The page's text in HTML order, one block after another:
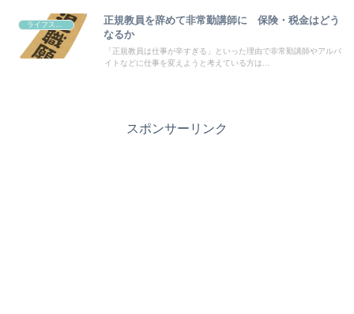
正規教員を辞めて非常勤講師に 保険・税金はどう
なるか
「正規教員は仕事が辛すぎる」といった理由で非常勤講師やアルバ
イトなどに仕事を変えようと考えている方は...
スポンサーリンク